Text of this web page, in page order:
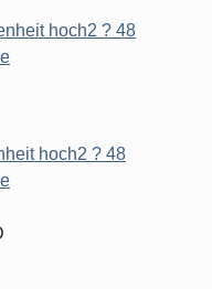
hoch2 ? 48
hoch2 ? 48